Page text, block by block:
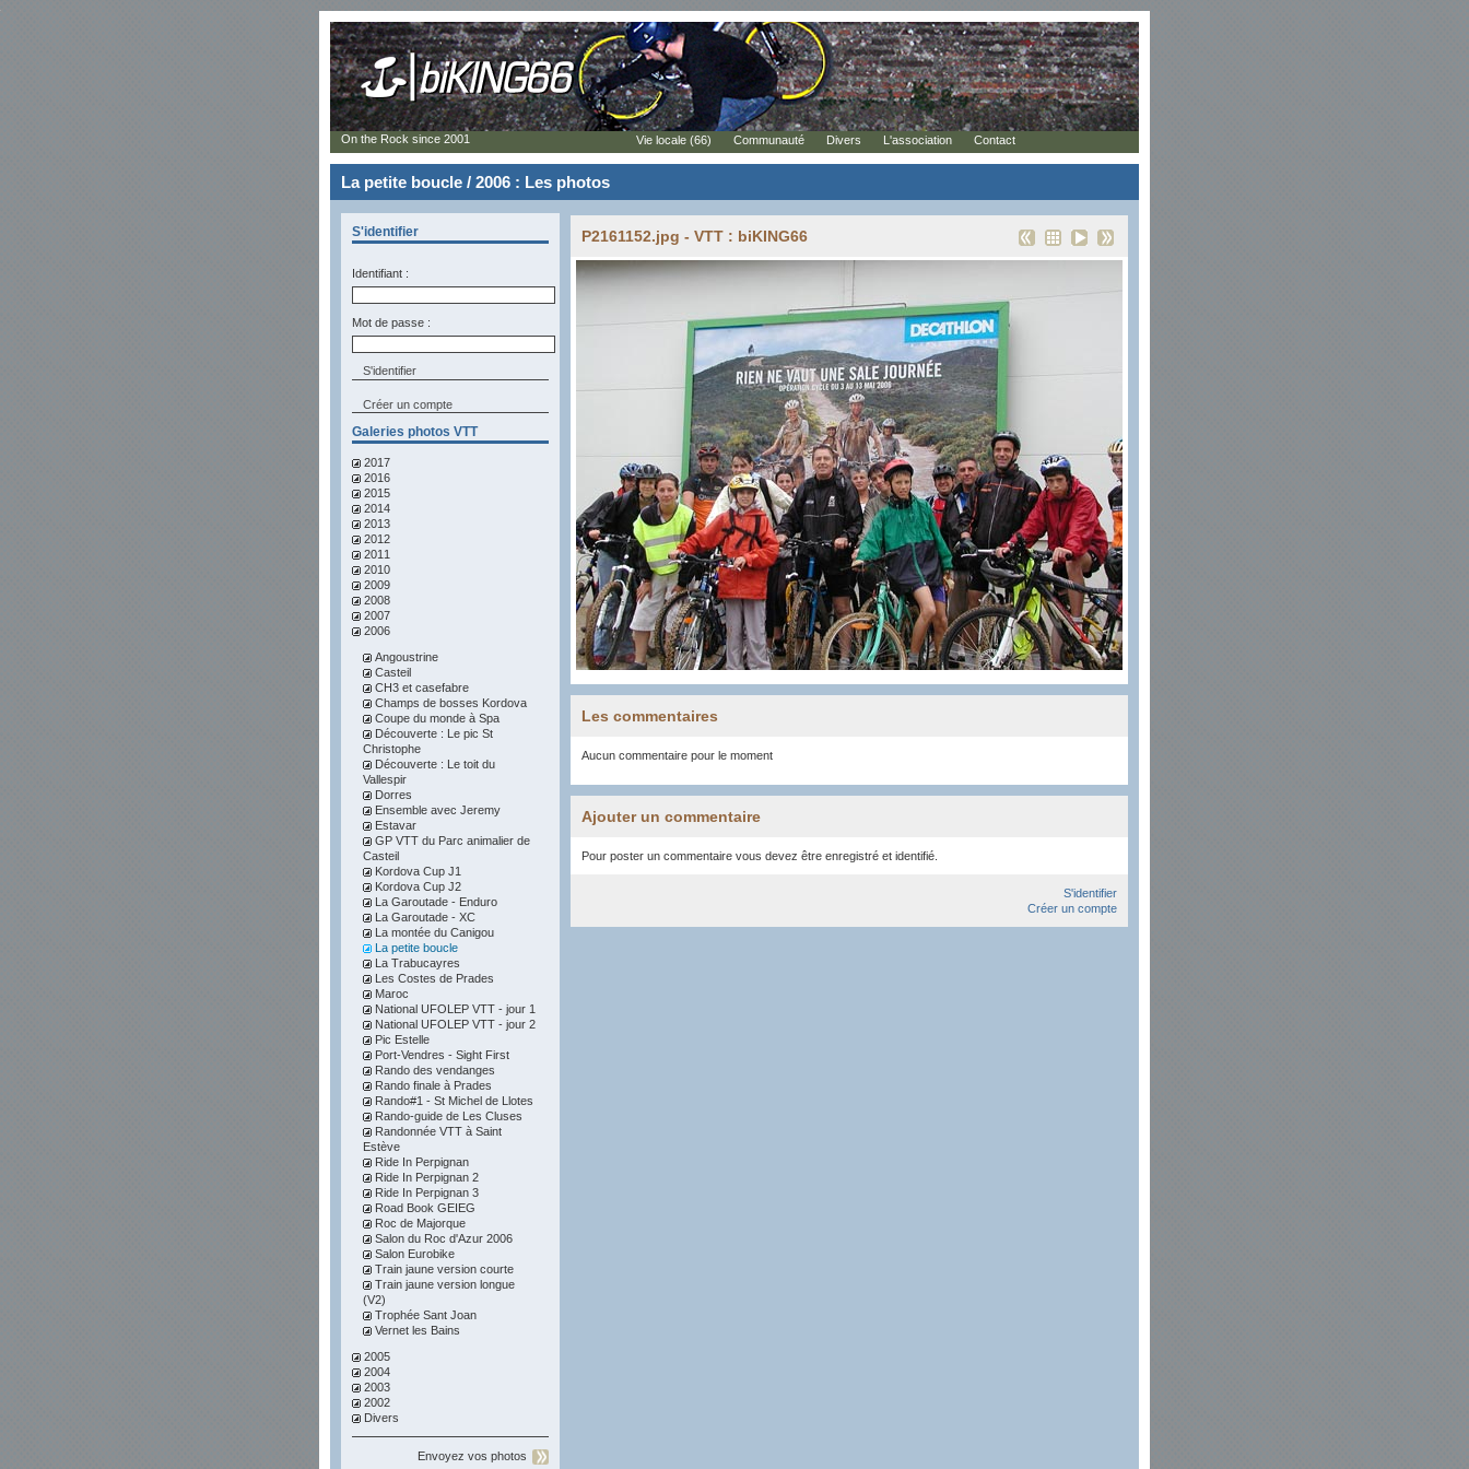
La petite boucle / 2006 : Les photos
S'identifier
Identifiant :
Mot de passe :
Créer un compte
Galeries photos VTT
2017
2016
2015
2014
2013
2012
2011
2010
2009
2008
2007
2006
Angoustrine
Casteil
CH3 et casefabre
Champs de bosses Kordova
Coupe du monde à Spa
Découverte : Le pic St
Christophe
Découverte : Le toit du
Vallespir
Dorres
Ensemble avec Jeremy
Estavar
GP VTT du Parc animalier de
Casteil
Kordova Cup J1
Kordova Cup J2
La Garoutade - Enduro
La Garoutade - XC
La montée du Canigou
La petite boucle
La Trabucayres
Les Costes de Prades
Maroc
National UFOLEP VTT - jour 1
National UFOLEP VTT - jour 2
Pic Estelle
Port-Vendres - Sight First
Rando des vendanges
Rando finale à Prades
Rando#1 - St Michel de Llotes
Rando-guide de Les Cluses
Randonnée VTT à Saint
Estève
Ride In Perpignan
Ride In Perpignan 2
Ride In Perpignan 3
Road Book GEIEG
Roc de Majorque
Salon du Roc d'Azur 2006
Salon Eurobike
Train jaune version courte
Train jaune version longue
(V2)
Trophée Sant Joan
Vernet les Bains
2005
2004
2003
2002
Divers
Envoyez vos photos
P2161152.jpg - VTT : biKING66
Les commentaires
Aucun commentaire pour le moment
Ajouter un commentaire
Pour poster un commentaire vous devez être enregistré et identifié.
S'identifier
Créer un compte
On the Rock since 2001 Vie locale (66) Communauté Divers L'association Contact